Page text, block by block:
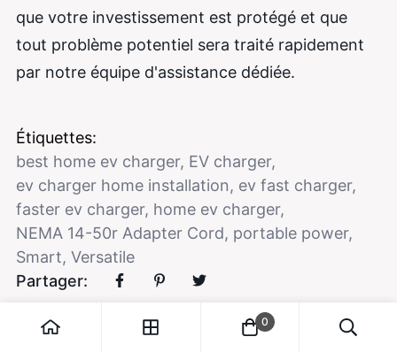
que votre investissement est protégé et que
tout problème potentiel sera traité rapidement
par notre équipe d'assistance dédiée.
Étiquettes:
best home ev charger, EV charger,
ev charger home installation, ev fast charger,
faster ev charger, home ev charger,
NEMA 14-50r Adapter Cord, portable power,
Smart, Versatile
Partager:
0